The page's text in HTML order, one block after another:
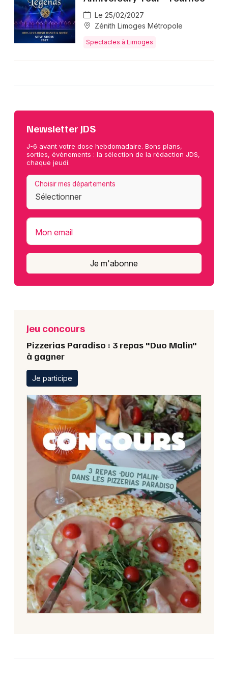
Le 25/02/2027
Zénith Limoges Métropole
Spectacles à Limoges
Newsletter JDS
J-6 avant votre dose hebdomadaire. Bons plans,
sorties, événements : la sélection de la rédaction JDS,
chaque jeudi.
Choisir mes départements
Mon email
Je m'abonne
Jeu concours
Pizzerias Paradiso : 3 repas "Duo Malin"
à gagner
Je participe